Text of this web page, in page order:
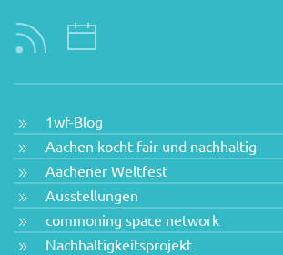
1wf-Blog
Aachen kocht fair und nachhaltig
Aachener Weltfest
Ausstellungen
commoning space network
Nachhaltigkeitsprojekt